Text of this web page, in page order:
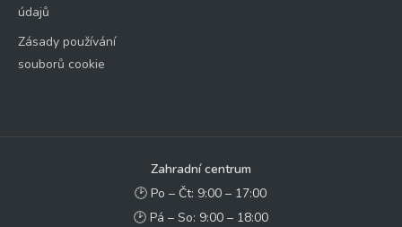
údajů
Zásady používání
souborů cookie
Zahradní centrum
🕑 Po – Čt: 9:00 – 17:00
🕑 Pá – So: 9:00 – 18:00